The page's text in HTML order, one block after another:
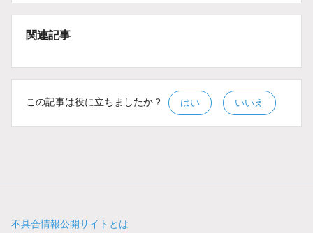
関連記事
この記事は役に立ちましたか？ はい いいえ
不具合情報公開サイトとは